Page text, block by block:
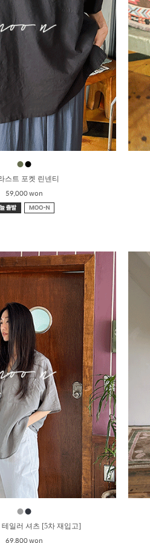
●●
스트 포켓 린넨티
59,000 won
●●
테일러 셔츠 [5차 재입고]
69,800 won